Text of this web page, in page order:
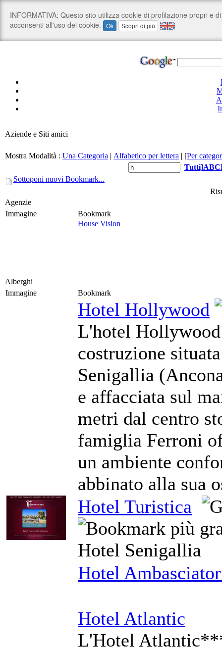
Aziende e Siti amici
Mostra Modalità : Una Categoria | Alfabetico per lettera | [Per
Tutti]ABC
Sottoponi nuovi Bookmark...
Agenzie
Immagine
Bookmark
House Vision
Alberghi
Immagine
Bookmark
Hotel Hollywood
L'hotel Hollywood
costruzione
Senigallia
e affacciata sul
metri dal centro
famiglia Ferroni
un ambiente
abbinato alla sua
Hotel Turistica
Hotel Senigallia
Hotel
Hotel Atlantic
L'Hotel